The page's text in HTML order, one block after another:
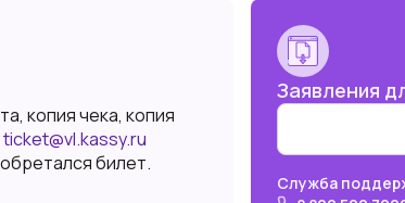
копия чека, копия
ticket@vl.kassy.ru
билет.
Заявления
Служба